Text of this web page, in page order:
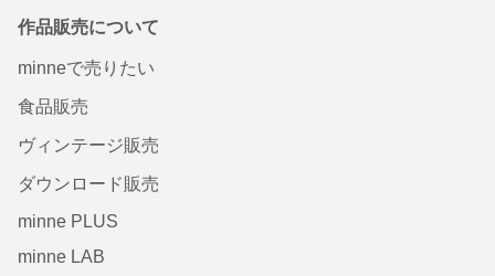
作品販売について
minneで売りたい
食品販売
ヴィンテージ販売
ダウンロード販売
minne PLUS
minne LAB